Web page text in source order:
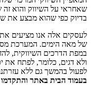
שאחראי על השיווק והוא זה
בדיוק כפי שהוא מבצע את
לעסקים אלה אנו מציעים את
של מאה הימים. המערכת
במפת הדרכים השיווקית,
ולא דגים, כלומר, לפתח את
לפעול בהמשך גם ללא
בעמוד הבית באתר והתקדמו